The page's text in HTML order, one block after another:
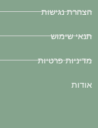
הצהרת נגישות
תנאי שימוש
מדיניות פרטיות
אודות